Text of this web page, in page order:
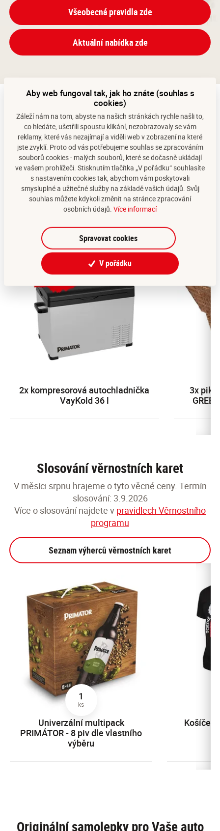
Všeobecná pravidla zde
Aktuální nabídka zde
SUDY - sleva a letní soutěž
Při nákupu sudového piva a sudové limonády
získáte slevu 5% a zároveň s námi můžete soutěžit.
Více informací najdete vAktuální nabídce slev a
odměn.
LETNÍ SOUTĚŽ 15. 6. - 30. 9. 2026
2x kompresorová autochladnička
VayKold 36 l
3x
Slosování věrnostních karet
V měsíci srpnu hrajeme o tyto věcné ceny. Termín
slosování: 3.9.2026
Více o slosování najdete v pravidlech Věrnostního
programu
Seznam výherců věrnostních karet
1
ks
Univerzální multipack
PRIMÁTOR - 8 piv dle vlastního
výběru
Košíček
Originální samolepky pro Vaše auto
Aby web fungoval tak, jak ho znáte (souhlas s
cookies)
Záleží nám na tom, abyste na našich stránkách rychle našli to,
co hledáte, ušetřili spoustu klikání, nezobrazovaly se vám
reklamy, které vás nezajímají a viděli web v zobrazení na které
jste zvyklí. Proto od vás potřebujeme souhlas se zpracováním
souborů cookies - malých souborů, které se dočasně ukládají
ve vašem prohlížeči. Stisknutím tlačítka „V pořádku“ souhlasíte
s nastavením cookies tak, abychom vám poskytovali
smysluplné a užitečné služby na základě vašich údajů. Svůj
souhlas můžete kdykoli změnit na stránce zpracování
osobních údajů. Více informací
Spravovat cookies
V pořádku